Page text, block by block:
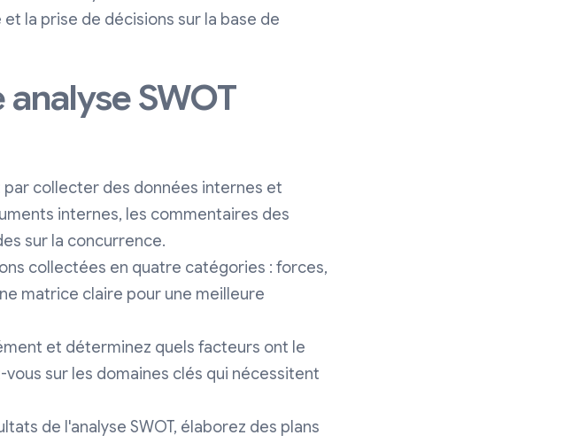
la prise de décisions sur la base de
SWOT
par collecter des données internes et
internes, les commentaires des
sur la concurrence.
collectées en quatre catégories : forces,
matrice claire pour une meilleure
et déterminez quels facteurs ont le
sur les domaines clés qui nécessitent
de l'analyse SWOT, élaborez des plans